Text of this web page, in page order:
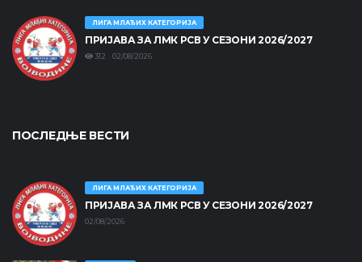
ЛИГА МЛАЂИХ КАТЕГОРИЈА
ПРИЈАВА ЗА ЛМК РСВ У СЕЗОНИ 2026/2027
312 02/08/2026
ПОСЛЕДЊЕ ВЕСТИ
ЛИГА МЛАЂИХ КАТЕГОРИЈА
ПРИЈАВА ЗА ЛМК РСВ У СЕЗОНИ 2026/2027
02/08/2026